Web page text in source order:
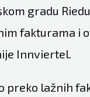
gradu
fakturama i
Innviertel.
preko lažnih